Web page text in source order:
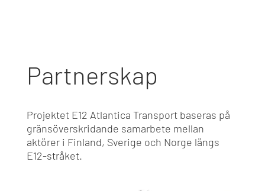
Partnerskap
Projektet E12 Atlantica Transport baseras på
gränsöverskridande samarbete mellan
aktörer i Finland, Sverige och Norge längs
E12-stråket.